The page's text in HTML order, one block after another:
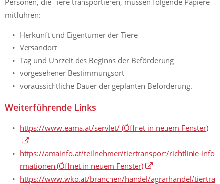
mitführen:
Herkunft und Eigentümer der Tiere
Versandort
Tag und Uhrzeit des Beginns der Beförderung
vorgesehener Bestimmungsort
voraussichtliche Dauer der geplanten Beförderung.
Weiterführende Links
https://www.eama.at/servlet/ (Öffnet in neuem Fenster)
https://amainfo.at/teilnehmer/tiertransport/richtlinie-info
rmationen (Öffnet in neuem Fenster)
https://www.wko.at/branchen/handel/agrarhandel/tiertra